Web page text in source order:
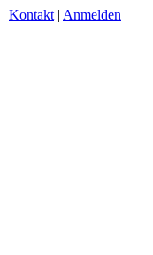
| Kontakt | Anmelden |